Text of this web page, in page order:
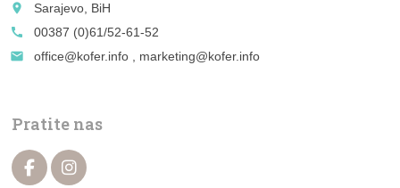
place
Sarajevo, BiH
call
00387 (0)61/52-61-52
email
office@kofer.info , marketing@kofer.info
Pratite nas